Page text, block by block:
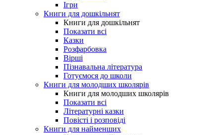
Ігри
Книги для дошкільнят
Книги для дошкільнят
Показати всі
Казки
Розфарбовка
Вірші
Пізнавальна література
Готуємося до школи
Книги для молодших школярів
Книги для молодших школярів
Показати всі
Літературні казки
Повісті і розповіді
Книги для найменших